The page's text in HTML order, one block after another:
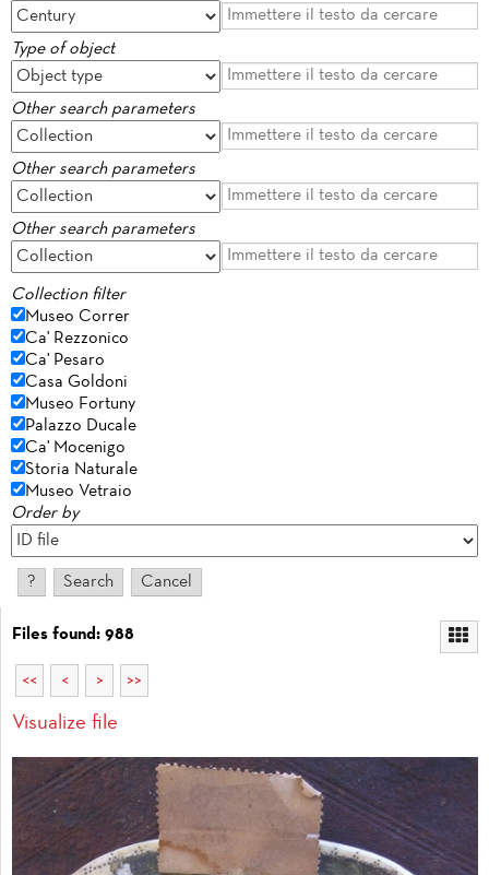
Type of object
Other search parameters
Other search parameters
Other search parameters
Collection filter
Museo Correr
Ca' Rezzonico
Ca' Pesaro
Casa Goldoni
Museo Fortuny
Palazzo Ducale
Ca' Mocenigo
Storia Naturale
Museo Vetraio
Order by
Files found: 988
<< < > >>
Visualize file